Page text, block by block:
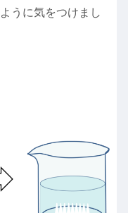
うに気をつけまし